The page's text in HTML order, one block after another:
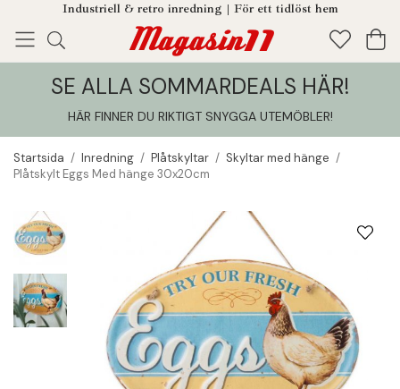
Industriell & retro inredning | För ett tidlöst hem
Enjoy! Tillagt i din varukorg
SE ALLA SOMMARDEALS HÄR!
HÄR FINNER DU RIKTIGT SNYGGA UTEMÖBLER!
Startsida / Inredning / Plåtskyltar / Skyltar med hänge /
Plåtskylt Eggs Med hänge 30x20cm